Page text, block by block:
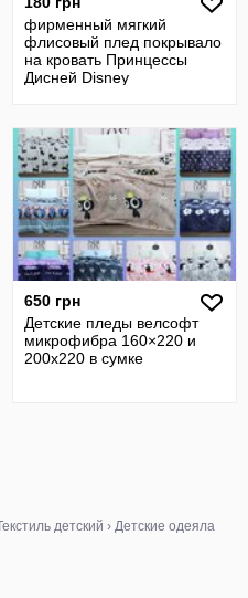
фирменный мягкий
флисовый плед покрывало
на кровать Принцессы
Дисней Disney
650 грн
Детские пледы велсофт
микрофибра 160×220 и
200х220 в сумке
детский › Детские одеяла